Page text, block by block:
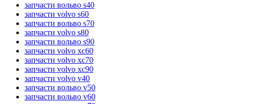
запчасти вольво s40
запчасти volvo s60
запчасти вольво s70
запчасти volvo s80
запчасти вольво s90
запчасти volvo xc60
запчасти volvo xc70
запчасти volvo xc90
запчасти volvo v40
запчасти вольво v50
запчасти вольво v60